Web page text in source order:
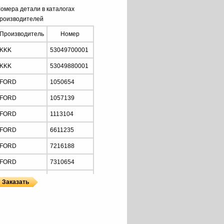
детали в каталогах
Производитель Номер
KKK 53049700001
KKK 53049880001
FORD 1050654
FORD 1057139
FORD 1113104
FORD 6611235
FORD 7216188
FORD 7310654